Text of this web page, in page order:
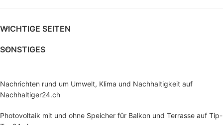
1600 W PV-Eingang, Plug-&-Play
Monitoring (WLAN/Bluetooth) und
erweiterbar.
– in wenigen
Minuten
betriebsbereit
WICHTIGE SEITEN
SONSTIGES
Nachrichten rund um Umwelt, Klima und Nachhaltigkeit auf
Nachhaltiger24.ch
Photovoltaik mit und ohne Speicher für Balkon und Terrasse auf Tip-